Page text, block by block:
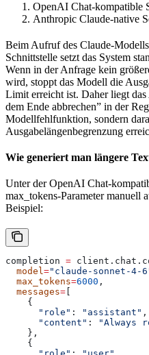
OpenAI Chat-kompatible
Anthropic Claude-native
Beim Aufruf des Claude-
Schnittstelle setzt das System
Wenn in der Anfrage kein
wird, stoppt das Modell die
Limit erreicht ist. Daher liegt
dem Ende abbrechen” in der
Modellfehlfunktion, sondern
Ausgabelängenbegrenzung
Wie generiert man längere
Unter der OpenAI Chat-
max_tokens-Parameter manuell
Beispiel:
completion =
  model
="claude-sonnet-4-
  max_tokens
=6000 ,
  messages
=
    {
      "role"
: "assistant" ,
      "content"
:
"Always
    },
    {